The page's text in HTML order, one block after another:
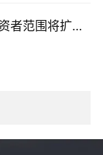
也同时获得多
市的新材料个
隆新材；化工
商机构重仓持
者范围将扩至